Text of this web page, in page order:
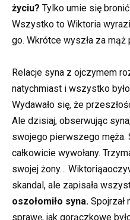
życiu? Tylko umie się
Wszystko to Wiktoria
go. Wkrótce wyszła za mąż
Relacje syna z ojczymem
natychmiast i wszystko
Wydawało się, że
Ale dzisiaj, obserwując
swojego pierwszego męża.
całkowicie wywołany.
swojej żony…
skandal, ale zapisała
oszołomiło syna. Spojrzał
sprawę, jak gorączkowe